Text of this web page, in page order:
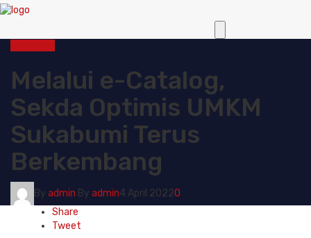
Melalui e-Catalog,
Sekda Optimis UMKM
Sukabumi Terus
Berkembang
By admin By admin4 April 20220
Share
Tweet